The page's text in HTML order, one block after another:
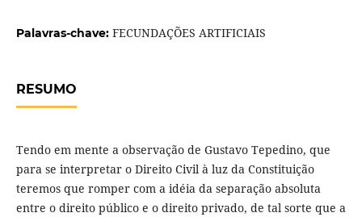
Palavras-chave: FECUNDAÇÕES ARTIFICIAIS
RESUMO
Tendo em mente a observação de Gustavo Tepedino, que
para se interpretar o Direito Civil à luz da Constituição
teremos que romper com a idéia da separação absoluta
entre o direito público e o direito privado, de tal sorte que a